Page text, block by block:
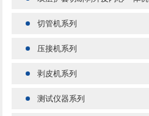
切管机系列
压接机系列
剥皮机系列
测试仪器系列